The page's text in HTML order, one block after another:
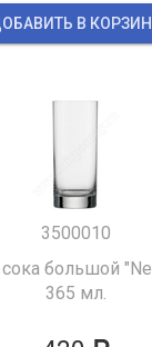
В
3500010
большой
365 мл.